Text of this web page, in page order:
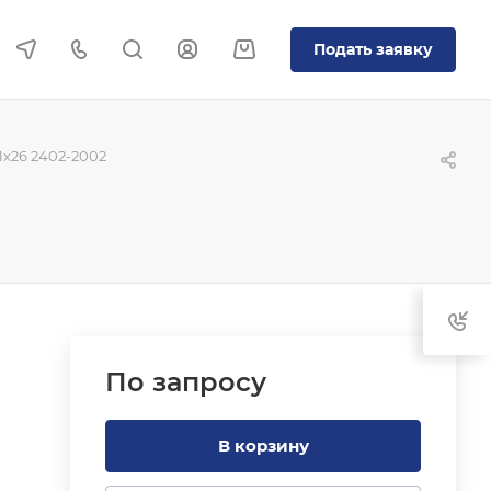
Подать заявку
2402-2002
По запросу
В корзину